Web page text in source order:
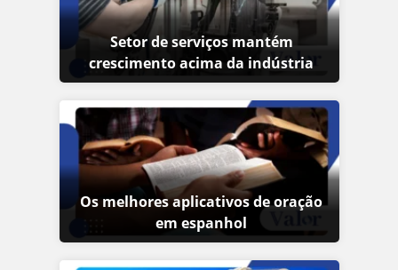
Setor de serviços mantém
crescimento acima da indústria
Os melhores aplicativos de oração
em espanhol